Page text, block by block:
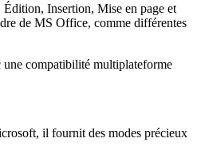
Insertion, Mise en page et
de MS Office, comme différentes
compatibilité multiplateforme
il fournit des modes précieux